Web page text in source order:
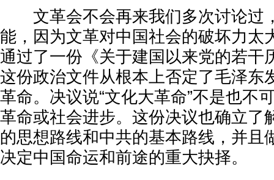
文革会不会再来我们多次讨论过
能，因为文革对中国社会的破坏力太
通过了一份《关于建国以来党的若干
这份政治文件从根本上否定了毛泽东
革命。决议说“文化大革命”不是也不
革命或社会进步。这份决议也确立了
的思想路线和中共的基本路线，并且
决定中国命运和前途的重大抉择。